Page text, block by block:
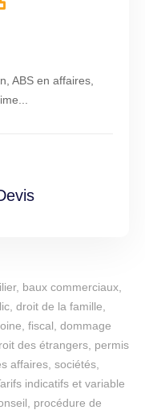
ABS en affaires,
baux commerciaux,
droit de la famille,
fiscal, dommage
des étrangers, permis
affaires, sociétés,
indicatifs et variable
procédure de